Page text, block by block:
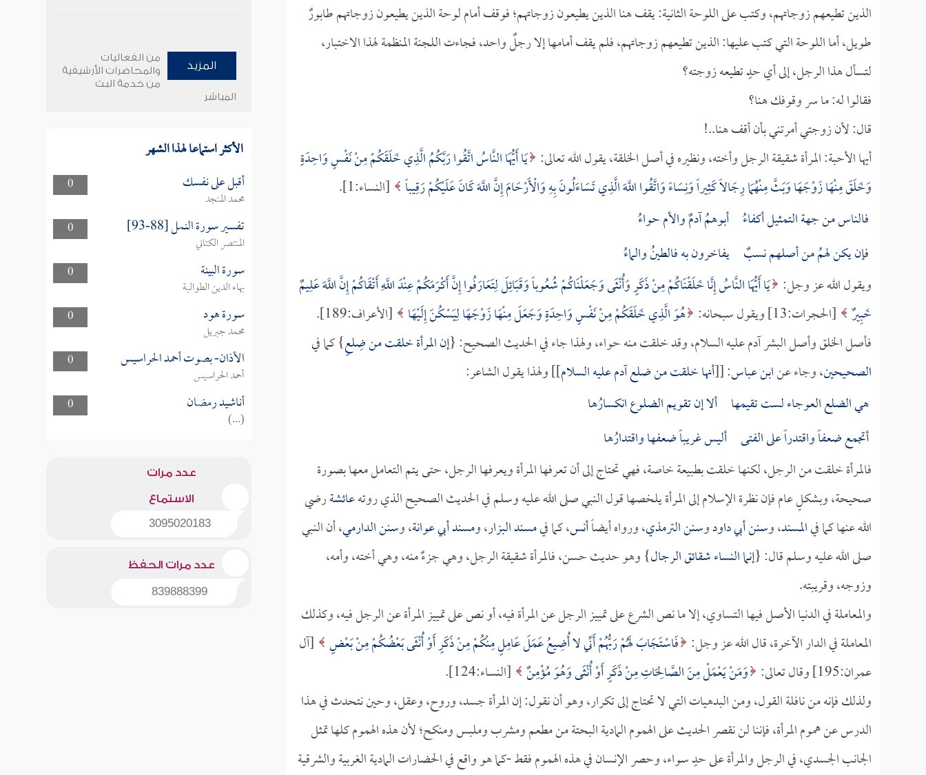
الذين تطيعهم زوجاتهم، وكتب على اللوحة الثانية: يقف هنا الذين يطيعون زوجاتهم؛ فوقف أمام لوحة الذين يطيعون زوجاتهم طابورٌ
طويل، أما اللوحة التي كتب عليها: الذين تطيعهم زوجاتهم، فلم يقف أمامها إلا رجلٌ واحد، فجاءت اللجنة المنظمة لهذا الاختبار،
لتسأل هذا الرجل، إلى أي حدٍ تطيعه زوجته؟
فقالوا له: ما سر وقوفك هنا؟
قال: لأن زوجتي أمرتني بأن أقف هنا..!
أيها الأحبة: المرأة شقيقة الرجل وأخته، ونظيره في أصل الخلقة، يقول الله تعالى: يَا أَيُّهَا النَّاسُ اتَّقُوا رَبَّكُمُ الَّذِي خَلَقَكُمْ مِنْ نَفْسٍ وَاحِدَةٍ
وَخَلَقَ مِنْهَا زَوْجَهَا وَبَثَّ مِنْهُمَا رِجَالاً كَثِيراً وَنِسَاءً وَاتَّقُوا اللَّهَ الَّذِي تَسَاءَلُونَ بِهِ وَالْأَرْحَامَ إِنَّ اللَّهَ كَانَ عَلَيْكُمْ رَقِيباً [النساء:1].
فالناس من جهة التمثيل أكفاءُ أبوهمُ آدمٌ والأم حواءُ
فإن يكن لهمُ من أصلهم نسبٌ يفاخرون به فالطينُ والماءُ
ويقول الله عز وجل: يَا أَيُّهَا النَّاسُ إِنَّا خَلَقْنَاكُمْ مِنْ ذَكَرٍ وَأُنْثَى وَجَعَلْنَاكُمْ شُعُوباً وَقَبَائِلَ لِتَعَارَفُوا إِنَّ أَكْرَمَكُمْ عِنْدَ اللَّهِ أَتْقَاكُمْ إِنَّ اللَّهَ عَلِيمٌ
خَبِيرٌ [الحجرات:13] ويقول سبحانه: هُوَ الَّذِي خَلَقَكُمْ مِنْ نَفْسٍ وَاحِدَةٍ وَجَعَلَ مِنْهَا زَوْجَهَا لِيَسْكُنَ إِلَيْهَا
[الأعراف:189].
فأصل الخلق وأصل البشر آدم عليه السلام، وقد خلقت منه حواء، ولهذا جاء في الحديث الصحيح: {إن المرأة خلقت من ضِلعٍ} كما في
الصحيحين، وجاء عنابن عباس: [[أنها خلقت من ضلع آدم عليه السلام]] ولهذا يقول الشاعر:
هي الضلع العوجاء لست تقيمها ألا إن تقويم الضلوع انكسارُها
أتجمع ضعفاً واقتدراً على الفتى أليس غريباً ضعفها واقتدارُها
فالمرأة خلقت من الرجل، لكنها خلقت بطبيعة خاصة، فهي تحتاج إلى أن تعرفها المرأة ويعرفها الرجل، حتى يتم التعامل معها بصورة
صحيحة، وبشكلٍ عام فإن نظرة الإسلام إلى المرأة يلخصها قول النبي صلى الله عليه وسلم في الحديث الصحيح الذي روتهعائشةرضي
الله عنها كما فيالمسند، وسنن أبي داودوسنن الترمذي، ورواه أيضاًأنس، كما فيمسند البزار، ومسند أبي عوانة، وسنن الدارمي، أن النبي
صلى الله عليه وسلم قال: {إنما النساء شقائق الرجال} وهو حديث حسن، فالمرأة شقيقة الرجل، وهي جزءٌ منه، وهي أخته، وأمه،
وزوجه، وقريبته.
والمعاملة في الدنيا الأصل فيها التساوي، إلا ما نص الشرع على تمييز الرجل عن المرأة فيه، أو نص على تمييز المرأة عن الرجل فيه، وكذلك
المعاملة في الدار الآخرة، قال الله عز وجل: فَاسْتَجَابَ لَهُمْ رَبُّهُمْ أَنِّي لا أُضِيعُ عَمَلَ عَامِلٍ مِنْكُمْ مِنْ ذَكَرٍ أَوْ أُنْثَى بَعْضُكُمْ مِنْ بَعْضٍ [آل
عمران:195] وقال تعالى:
وَمَنْ يَعْمَلْ مِنَ الصَّالِحَاتِ مِنْ ذَكَرٍ أَوْ أُنْثَى وَهُوَ مُؤْمِنٌ [النساء:124].
ولذلك فإنه من نافلة القول، ومن البدهيات التي لا تحتاج إلى تكرار، وهو أن نقول: إن المرأة جسد، وروح، وعقل، وحين نتحدث في هذا
الدرس عن هموم المرأة، فإننا لن نقصر الحديث على الهموم المادية البحتة من مطعم ومشرب وملبس ومنكح؛ لأن هذه الهموم كلها تمثل
الجانب الجسدي، في الرجل والمرأة على حدٍ سواء، وحصر الإنسان في هذه الهموم فقط -كما هو واقع في الحضارات المادية الغربية والشرقية
المزيد
من الفعاليات
والمحاضرات الأرشيفية
من خدمة البث
المباشر
الأكثر استماعا لهذا الشهر
0 أقبل على نفسك
محمد المنجد
0
تفسير سورة النمل [88-93]
المنتصر الكتاني
0
سورة البينة
بهاء الدين الطوالبة
0
سورة هود
محمد جبريل
0
الأذان- بصوت أحمد الحراسيس
أحمد الحراسيس
0
أناشيد رمضان
(...)
عدد مرات
الاستماع
3095020183
عدد مرات الحفظ
839888399